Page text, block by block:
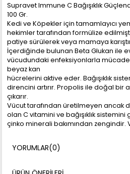
Supravet Immune C Bağışıklık
100 Gr.
Kedi ve Köpekler için tamamlayıcı
hekimler tarafından formülize
patiye sürülerek veya mamaya
İçerdiğinde bulunan Beta Glukan ile
vücudundaki enfeksiyonlarla
beyaz kan
hücrelerini aktive eder. Bağışıklık
direncini artırır. Propolis ile doğal bir
çıkarır.
Vücut tarafından üretilmeyen ancak
olan C vitamini ve bağışıklık
çinko minerali bakımından
• Vücut direncini artırır.
• İdrar yolu enfeksiyonlarının
YORUMLAR(0)